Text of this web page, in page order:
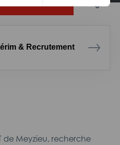
& Recrutement
de Meyzieu, recherche